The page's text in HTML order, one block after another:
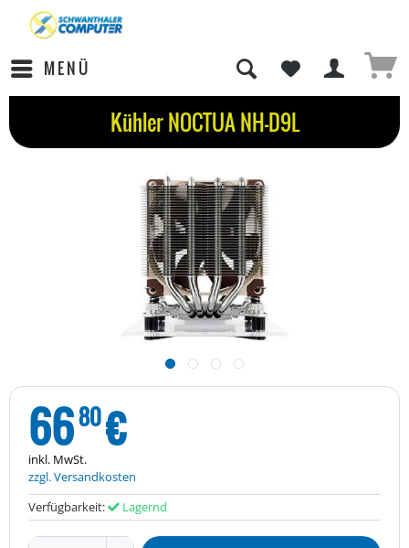
MENÜ
Kühler NOCTUA NH-D9L
6680€
inkl. MwSt.
zzgl. Versandkosten
Verfügbarkeit:
Lagernd